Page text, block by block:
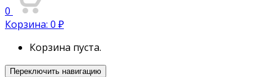
0
Корзина: 0 ₽
Корзина пуста.
Переключить навигацию